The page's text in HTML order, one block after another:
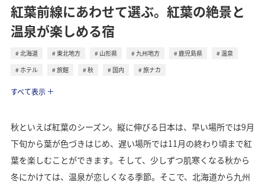
紅葉前線にあわせて選ぶ。紅葉の絶景と
温泉が楽しめる宿
北海道 東北地方 山形県 九州地方 鹿児島県
温泉
ホテル
旅館 秋 国内
旅ナカ
すべて表示
秋といえば紅葉のシーズン。縦に伸びる日本は、早い場所では9月
下旬から葉が色づきはじめ、遅い場所では11月の終わり頃まで紅
葉を楽しむことができます。そして、少しずつ肌寒くなる秋から
冬にかけては、温泉が恋しくなる季節。そこで、北海道から九州